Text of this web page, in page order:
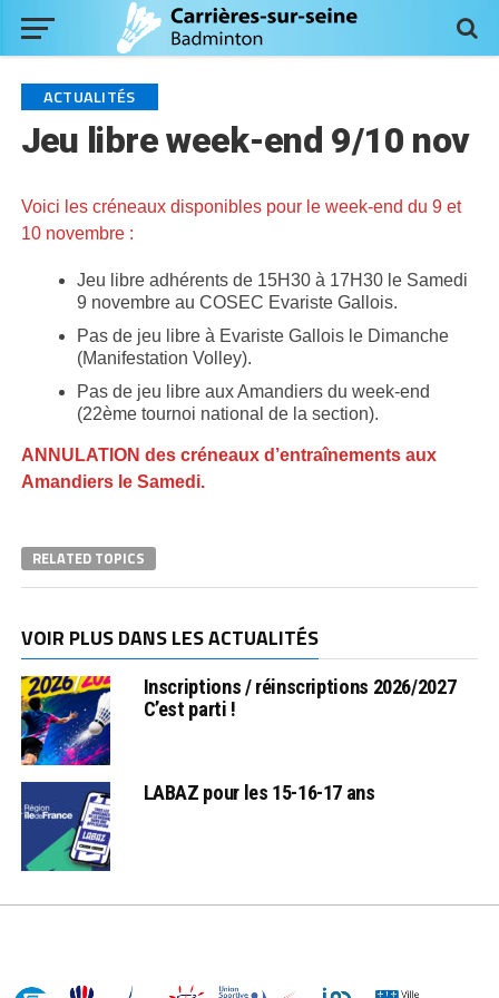
ACTUALITÉS
Jeu libre week-end 9/10 nov
Voici les créneaux disponibles pour le week-end du 9 et
10 novembre :
Jeu libre adhérents de 15H30 à 17H30 le Samedi
9 novembre au COSEC Evariste Gallois.
Pas de jeu libre à Evariste Gallois le Dimanche
(Manifestation Volley).
Pas de jeu libre aux Amandiers du week-end
(22ème tournoi national de la section).
ANNULATION des créneaux d’entraînements aux
Amandiers le Samedi.
RELATED TOPICS
VOIR PLUS DANS LES ACTUALITÉS
Inscriptions / réinscriptions 2026/2027
C’est parti !
LABAZ pour les 15-16-17 ans